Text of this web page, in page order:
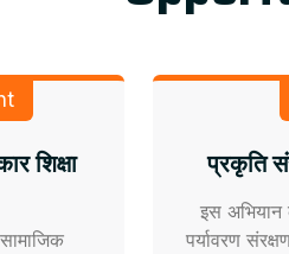
शिक्षा प्रकृति
इस
पर्यावरण